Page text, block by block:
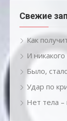
Свежие
Как
И
Было,
Удар по
Нет тела –